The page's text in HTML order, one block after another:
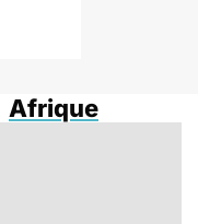
Afrique